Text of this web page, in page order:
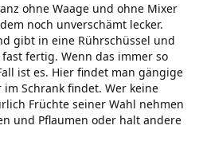
ohne Waage und ohne Mixer
noch unverschämt lecker.
gibt in eine Rührschüssel und
fertig. Wenn das immer so
ist es. Hier findet man gängige
Schrank findet. Wer keine
Früchte seiner Wahl nehmen
und Pflaumen oder halt andere